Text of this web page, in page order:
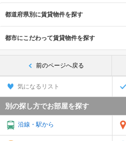
都道府県別に賃貸物件を探す
都市にこだわって賃貸物件を探す
前のページへ戻る
気になるリスト
別の探し方でお部屋を探す
沿線・駅から